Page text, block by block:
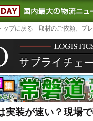
LOGISTICS
ップに戻る 取材のご依頼、プ
実装が速い？現場